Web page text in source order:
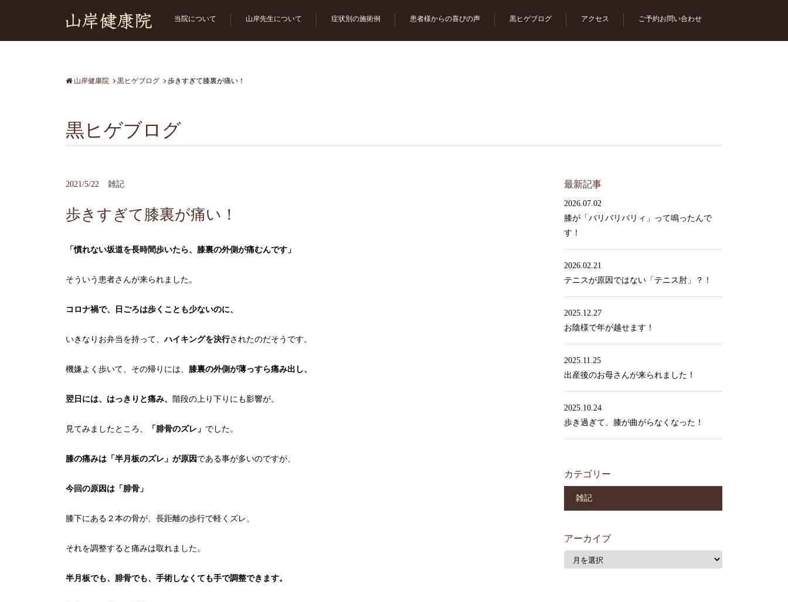
当院について 山岸先生について 症状別の施術例 患者様からの喜びの声 黒ヒゲブログ アクセス ご予約お問い合わせ
山岸健康院 黒ヒゲブログ 歩きすぎて膝裏が痛い！
黒ヒゲブログ
2021/5/22 雑記
歩きすぎて膝裏が痛い！
「慣れない坂道を長時間歩いたら、膝裏の外側が痛むんです」
そういう患者さんが来られました。
コロナ禍で、日ごろは歩くことも少ないのに、
いきなりお弁当を持って、ハイキングを決行されたのだそうです。
機嫌よく歩いて、その帰りには、 膝裏の外側が薄っすら痛み出し、
翌日には、はっきりと痛み、 階段の上り下りにも影響が。
見てみましたところ、 「腓骨のズレ」 でした。
膝の痛みは「半月板のズレ」が原因 である事が多いのですが、
今回の原因は「腓骨」
膝下にある２本の骨が、長距離の歩行で軽くズレ、
それを調整すると痛みは取れました。
半月板でも、腓骨でも、手術しなくても手で調整できます。
最新記事
2026.07.02
膝が「バリバリバリィ」って鳴ったんで
す！
2026.02.21
テニスが原因ではない「テニス肘」？！
2025.12.27
お陰様で年が越せます！
2025.11.25
出産後のお母さんが来られました！
2025.10.24
歩き過ぎて、膝が曲がらなくなった！
カテゴリー
雑記
アーカイブ